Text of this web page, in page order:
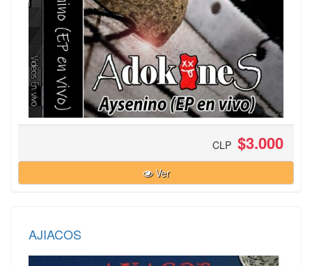
CLP $3.000
Ver
AJIACOS